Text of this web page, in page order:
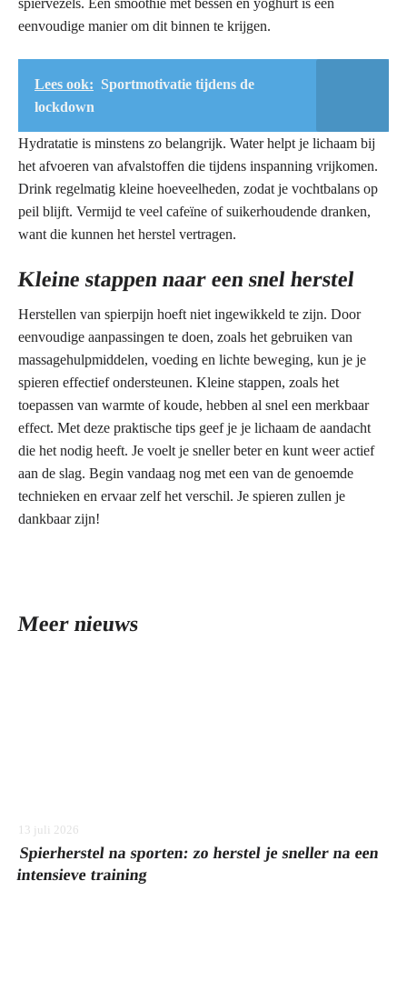
spiervezels. Een smoothie met bessen en yoghurt is een
eenvoudige manier om dit binnen te krijgen.
Lees ook: Sportmotivatie tijdens de
lockdown
Hydratatie is minstens zo belangrijk. Water helpt je lichaam bij
het afvoeren van afvalstoffen die tijdens inspanning vrijkomen.
Drink regelmatig kleine hoeveelheden, zodat je vochtbalans op
peil blijft. Vermijd te veel cafeïne of suikerhoudende dranken,
want die kunnen het herstel vertragen.
Kleine stappen naar een snel herstel
Herstellen van spierpijn hoeft niet ingewikkeld te zijn. Door
eenvoudige aanpassingen te doen, zoals het gebruiken van
massagehulpmiddelen, voeding en lichte beweging, kun je je
spieren effectief ondersteunen. Kleine stappen, zoals het
toepassen van warmte of koude, hebben al snel een merkbaar
effect. Met deze praktische tips geef je je lichaam de aandacht
die het nodig heeft. Je voelt je sneller beter en kunt weer actief
aan de slag. Begin vandaag nog met een van de genoemde
technieken en ervaar zelf het verschil. Je spieren zullen je
dankbaar zijn!
Meer nieuws
13 juli 2026
Spierherstel na sporten: zo herstel je sneller na een
intensieve training